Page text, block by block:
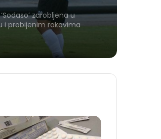
zarobljena u
i probijenim rokovima